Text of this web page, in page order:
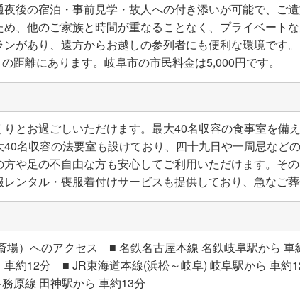
後の宿泊・事前見学・故人への付き添いが可能で、ご
、他のご家族と時間が重なることなく、プライベート
があり、遠方からお越しの参列者にも便利な環境です
距離にあります。岐阜市の市民料金は5,000円です。
とお過ごしいただけます。最大40名収容の食事室を備
名収容の法要室も設けており、四十九日や一周忌など
や足の不自由な方も安心してご利用いただけます。そ
ンタル・喪服着付けサービスも提供しており、急なご葬
）へのアクセス ■ 名鉄名古屋本線 名鉄岐阜駅から
約12分 ■ JR東海道本線(浜松～岐阜) 岐阜駅から 車
原線 田神駅から 車約13分